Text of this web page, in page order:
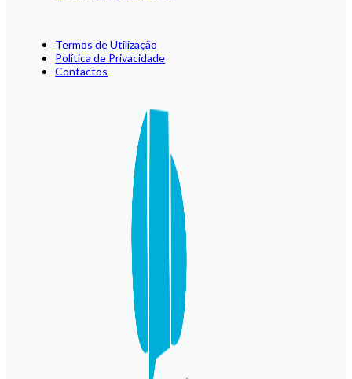
Termos de Utilização
Política de Privacidade
Contactos